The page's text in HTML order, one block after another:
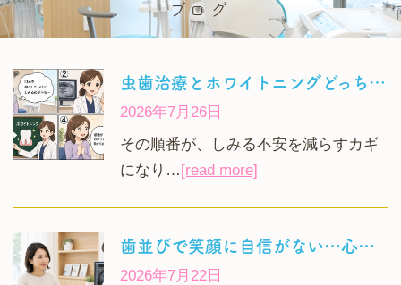
ブログ
虫歯治療とホワイトニングどっちが先？しみる不安や期間の目安を解説
2026年7月26日
その順番が、しみる不安を減らすカギ
になり…[read more]
歯並びで笑顔に自信がない…心理的影響と30代から始める目立たない矯正
2026年7月22日